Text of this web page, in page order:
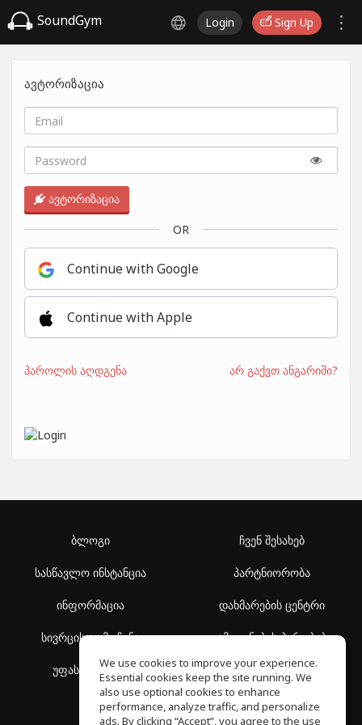
SoundGym Login Sign Up
ავტორიზაცია
ავტორიზაცია
OR
Continue with Google
Continue with Apple
პაროლის აღდგენა არ გაქვთ ანგარიში?
ბლოგი
სასწავლო ინსტანცია
ინფორმაცია
სივრცის აღმოჩენა
უფასო სკოლა
ჩვენ შესახებ
პარტნიორობა
დახმარების ცენტრი
გამოყენების პირობები
კონფიდენციალურობის
პოლიტიკა
We use cookies to improve your experience.
Essential cookies keep the site running. We
also use optional cookies to enhance
performance, analyze traffic, and personalize
ads. By clicking “Accept”, you agree to the use